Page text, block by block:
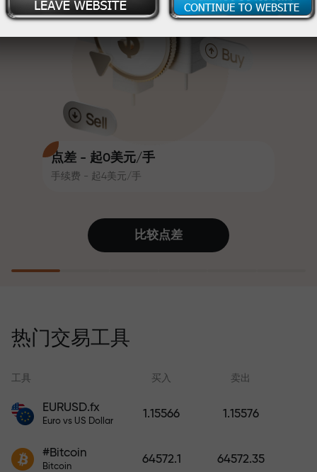
点差 - 起0美元/手
手续费 - 起4美元/手
赛道速度与交易速度共享相同价值
观。Ales Loprais将刺激与纪律元素
带入交易世界，作为InstaForex合作
伙伴，激励客户实现雄心勃勃的目
值账户即可获得iPhone、MacBook
或梦想旅行
证6个月内利润增长3倍。放心交易—
您的资金受到保护！
奖金。X1000不是印刷错误。存款
无风险交易—
我们保证您的利润
最高X1000奖金—市场上最大倍数
比较点差
热门交易工具
工具 买入 卖出
EURUSD.fx
Euro vs US Dollar
1.15566 1.15576
#Bitcoin
Bitcoin
64572.1 64572.35